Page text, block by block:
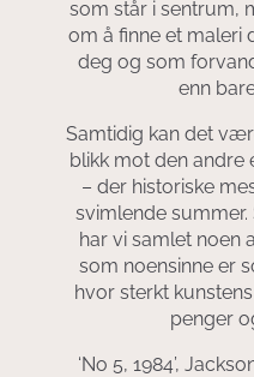
som står i sentrum,
om å finne et maleri
deg og som
enn
Samtidig kan det
blikk mot den andre
– der historiske
svimlende
har vi samlet noen
som noensinne er
hvor sterkt
penger
‘No 5, 1984’,